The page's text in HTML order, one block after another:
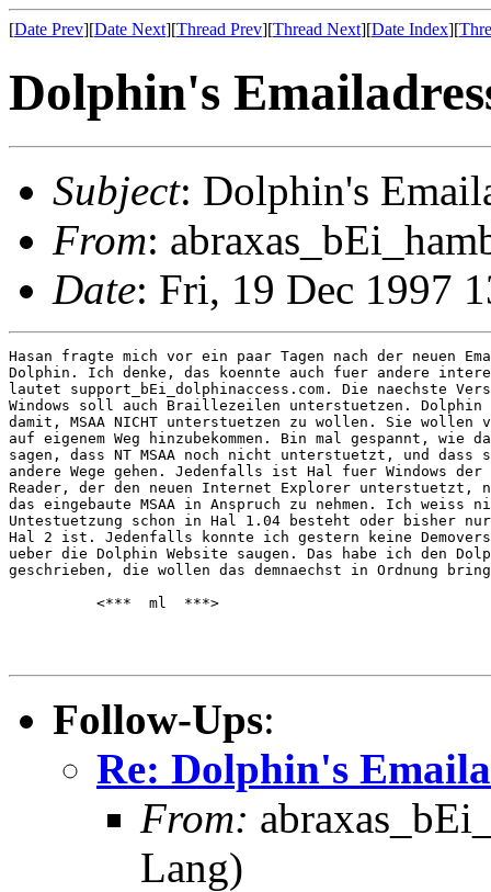
[Date Prev][Date Next][Thread Prev][Thread Next][Date Index][
Dolphin's
Subject: Dolphin's
From:
Date: Fri, 19 Dec 1997
Hasan fragte mich vor ein paar Tagen nach der neuen
Dolphin. Ich denke, das koennte auch fuer andere
lautet support_bEi_dolphinaccess.com. Die naechste
Windows soll auch Braillezeilen unterstuetzen.
damit, MSAA NICHT unterstuetzen zu wollen. Sie wollen
auf eigenem Weg hinzubekommen. Bin mal gespannt, wie
sagen, dass NT MSAA noch nicht unterstuetzt, und dass
andere Wege gehen. Jedenfalls ist Hal fuer Windows der
Reader, der den neuen Internet Explorer unterstuetzt,
das eingebaute MSAA in Anspruch zu nehmen. Ich weiss
Untestuetzung schon in Hal 1.04 besteht oder bisher
Hal 2 ist. Jedenfalls konnte ich gestern keine
ueber die Dolphin Website saugen. Das habe ich den
geschrieben, die wollen das demnaechst in Ordnung
          <***  ml  ***>
Follow-Ups:
Re: Dolphin's
From:
Lang)